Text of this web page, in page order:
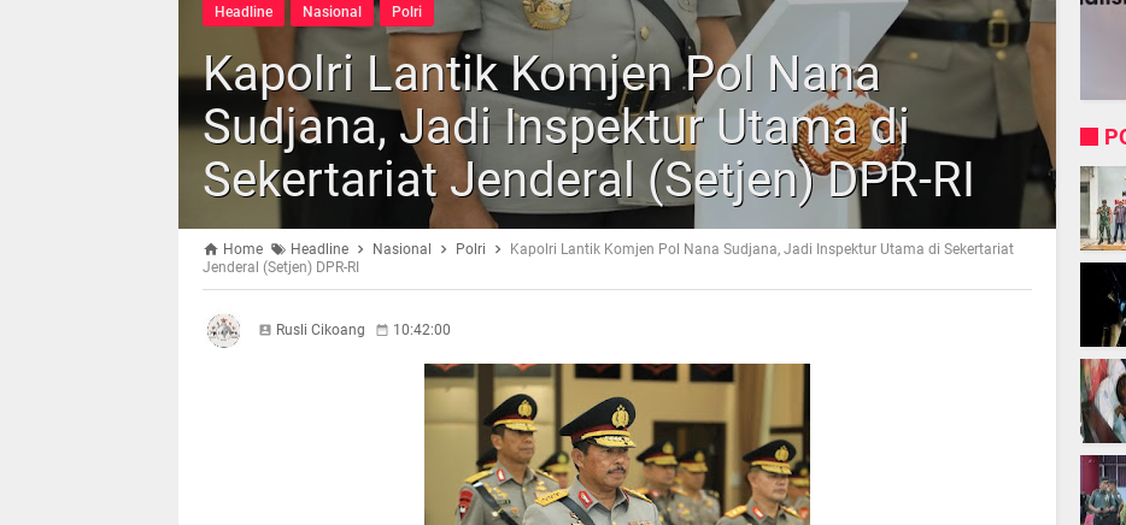
Headline Nasional Polri
Kapolri Lantik Komjen Pol Nana
Sudjana, Jadi Inspektur Utama di
Sekertariat Jenderal (Setjen) DPR-RI
Home Headline Nasional Polri
Kapolri Lantik Komjen Pol Nana Sudjana, Jadi Inspektur Utama di Sekertariat
Jenderal (Setjen) DPR-RI
Rusli Cikoang 10:42:00